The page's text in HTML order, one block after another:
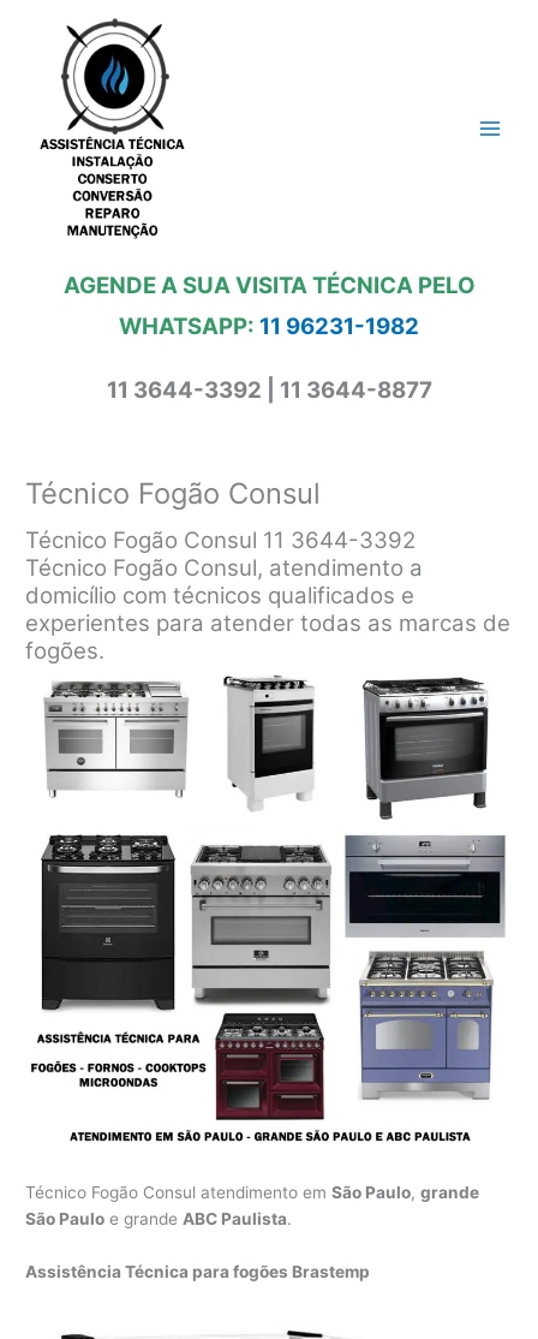
conteúdo
AGENDE A SUA VISITA TÉCNICA PELO
WHATSAPP: 11 96231-1982
11 3644-3392 | 11 3644-8877
Técnico Fogão Consul
Técnico Fogão Consul 11 3644-3392
Técnico Fogão Consul, atendimento a
domicílio com técnicos qualificados e
experientes para atender todas as marcas de
fogões.
Técnico Fogão Consul atendimento emSão Paulo,grande
São Paulo e grandeABC Paulista.
Assistência Técnica para fogões Brastemp